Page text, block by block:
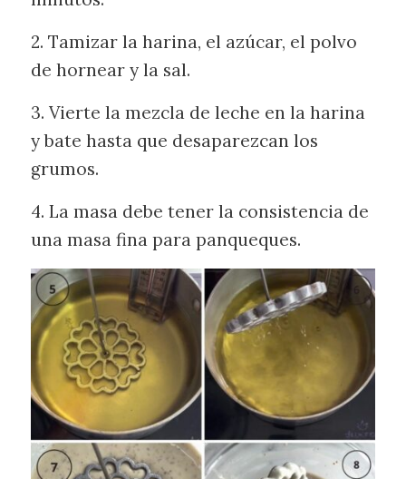
2. Tamizar la harina, el azúcar, el polvo
de hornear y la sal.
3. Vierte la mezcla de leche en la harina
y bate hasta que desaparezcan los
grumos.
4. La masa debe tener la consistencia de
una masa fina para panqueques.